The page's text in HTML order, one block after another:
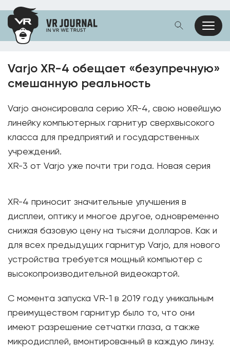
Varjo XR-4 обещает «безупречную»
смешанную реальность
Varjo анонсировала серию XR-4, свою новейшую
линейку компьютерных гарнитур сверхвысокого
класса для предприятий и государственных
учреждений.
XR-3 от Varjo уже почти три года. Новая серия
XR-4 приносит значительные улучшения в
дисплеи, оптику и многое другое, одновременно
снижая базовую цену на тысячи долларов. Как и
для всех предыдущих гарнитур Varjo, для нового
устройства требуется мощный компьютер с
высокопроизводительной видеокартой.
С момента запуска VR-1 в 2019 году уникальным
преимуществом гарнитур было то, что они
имеют разрешение сетчатки глаза, а также
микродисплей, вмонтированный в каждую линзу.